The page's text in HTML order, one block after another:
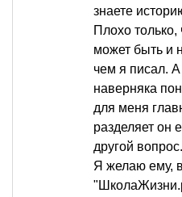
знаете
Плохо только,
может быть и
чем я писал.
наверняка
для меня
разделяет он
другой вопрос.
Я желаю ему,